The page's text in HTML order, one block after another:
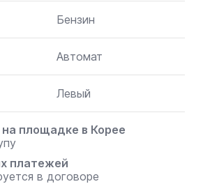
Бензин
Автомат
Левый
площадке в Корее
платежей
в договоре